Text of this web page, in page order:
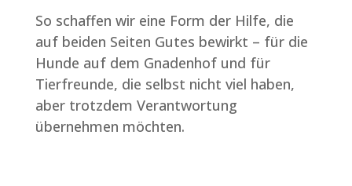
So schaffen wir eine Form der Hilfe, die
auf beiden Seiten Gutes bewirkt – für die
Hunde auf dem Gnadenhof und für
Tierfreunde, die selbst nicht viel haben,
aber trotzdem Verantwortung
übernehmen möchten.